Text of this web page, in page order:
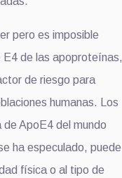
pero es imposible
E4 de las apoproteínas,
de riesgo para
humanas. Los
ApoE4 del mundo
ha especulado, puede
física o al tipo de